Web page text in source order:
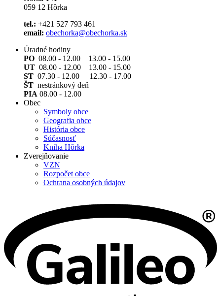
059 12 Hôrka
tel.: +421 527 793 461
email: obechorka@obechorka.sk
Úradné hodiny
PO 08.00 - 12.00 13.00 - 15.00
UT 08.00 - 12.00 13.00 - 15.00
ST 07.30 - 12.00 12.30 - 17.00
ŠT nestránkový deň
PIA 08.00 - 12.00
Obec
Symboly obce
Geografia obce
História obce
Súčasnosť
Kniha Hôrka
Zverejňovanie
VZN
Rozpočet obce
Ochrana osobných údajov